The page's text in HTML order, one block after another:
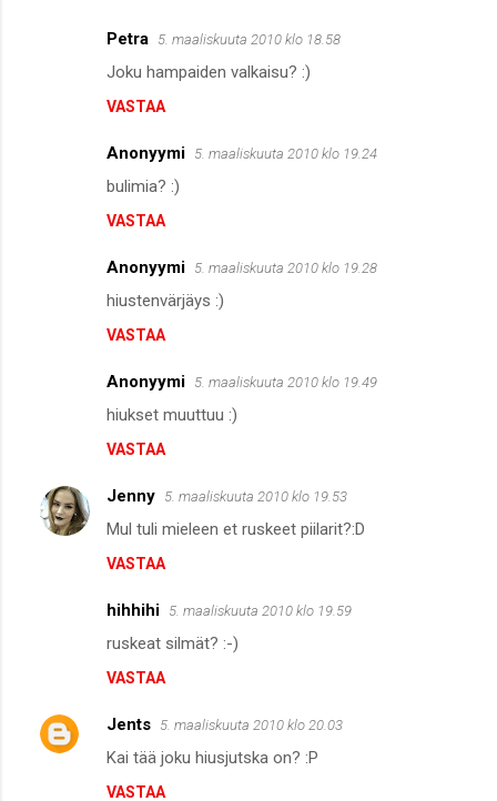
Petra 5. maaliskuuta 2010 klo 18.58
Joku hampaiden valkaisu? :)
VASTAA
Anonyymi 5. maaliskuuta 2010 klo 19.24
bulimia? :)
VASTAA
Anonyymi 5. maaliskuuta 2010 klo 19.28
hiustenvärjäys :)
VASTAA
Anonyymi 5. maaliskuuta 2010 klo 19.49
hiukset muuttuu :)
VASTAA
Jenny 5. maaliskuuta 2010 klo 19.53
Mul tuli mieleen et ruskeet piilarit?:D
VASTAA
hihhihi 5. maaliskuuta 2010 klo 19.59
ruskeat silmät? :-)
VASTAA
Jents 5. maaliskuuta 2010 klo 20.03
Kai tää joku hiusjutska on? :P
VASTAA